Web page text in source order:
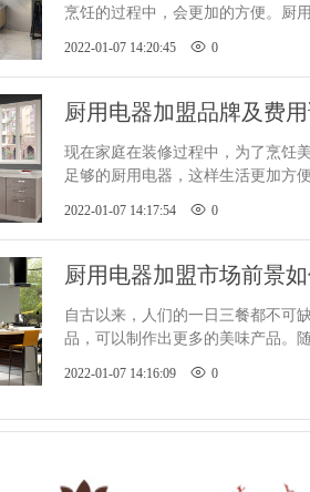
烹饪的过程中，会更加的方便。厨
2022-01-07 14:20:45 0
厨用电器加盟品牌及费
现在家庭在装修过程中，为了烹饪
足够的厨用电器，这样生活更加方
2022-01-07 14:17:54 0
厨用电器加盟市场前景
自古以来，人们的一日三餐都不可
品，可以制作出更多的美味产品。
2022-01-07 14:16:09 0